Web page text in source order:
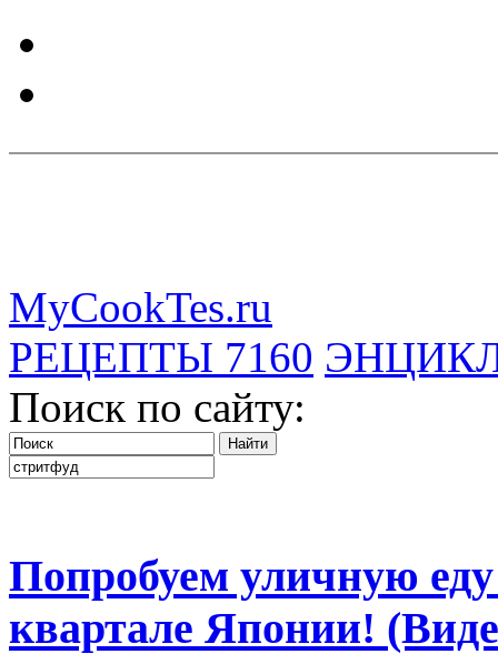
MyCookTes.ru
РЕЦЕПТЫ 7160
Поиск по сайту:
Попробуем уличную
квартале Японии!